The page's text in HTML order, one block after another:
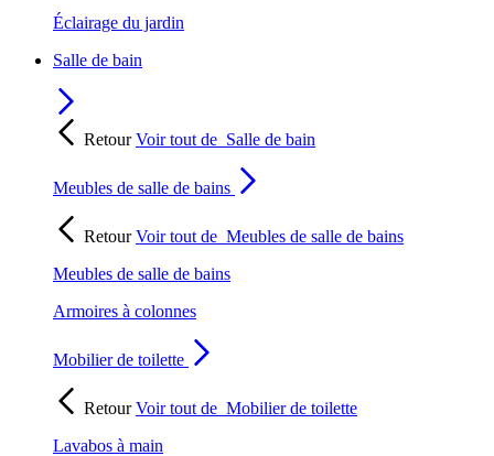
Éclairage du jardin
Salle de bain
RetourVoir tout de Salle de bain
Meubles de salle de bains
RetourVoir tout de Meubles de salle de bains
Meubles de salle de bains
Armoires à colonnes
Mobilier de toilette
RetourVoir tout de Mobilier de toilette
Lavabos à main